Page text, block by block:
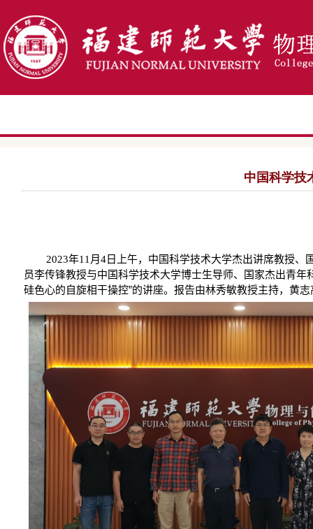
中国科学技
2023年11 月4日上午，中国科学技术大学杰出讲席教授、
员李传锋教授与中国科学技术大学博士生导师、国家杰出青
硅色心的自旋相干操控”的讲座。报告由林秀敏教授主持，黄